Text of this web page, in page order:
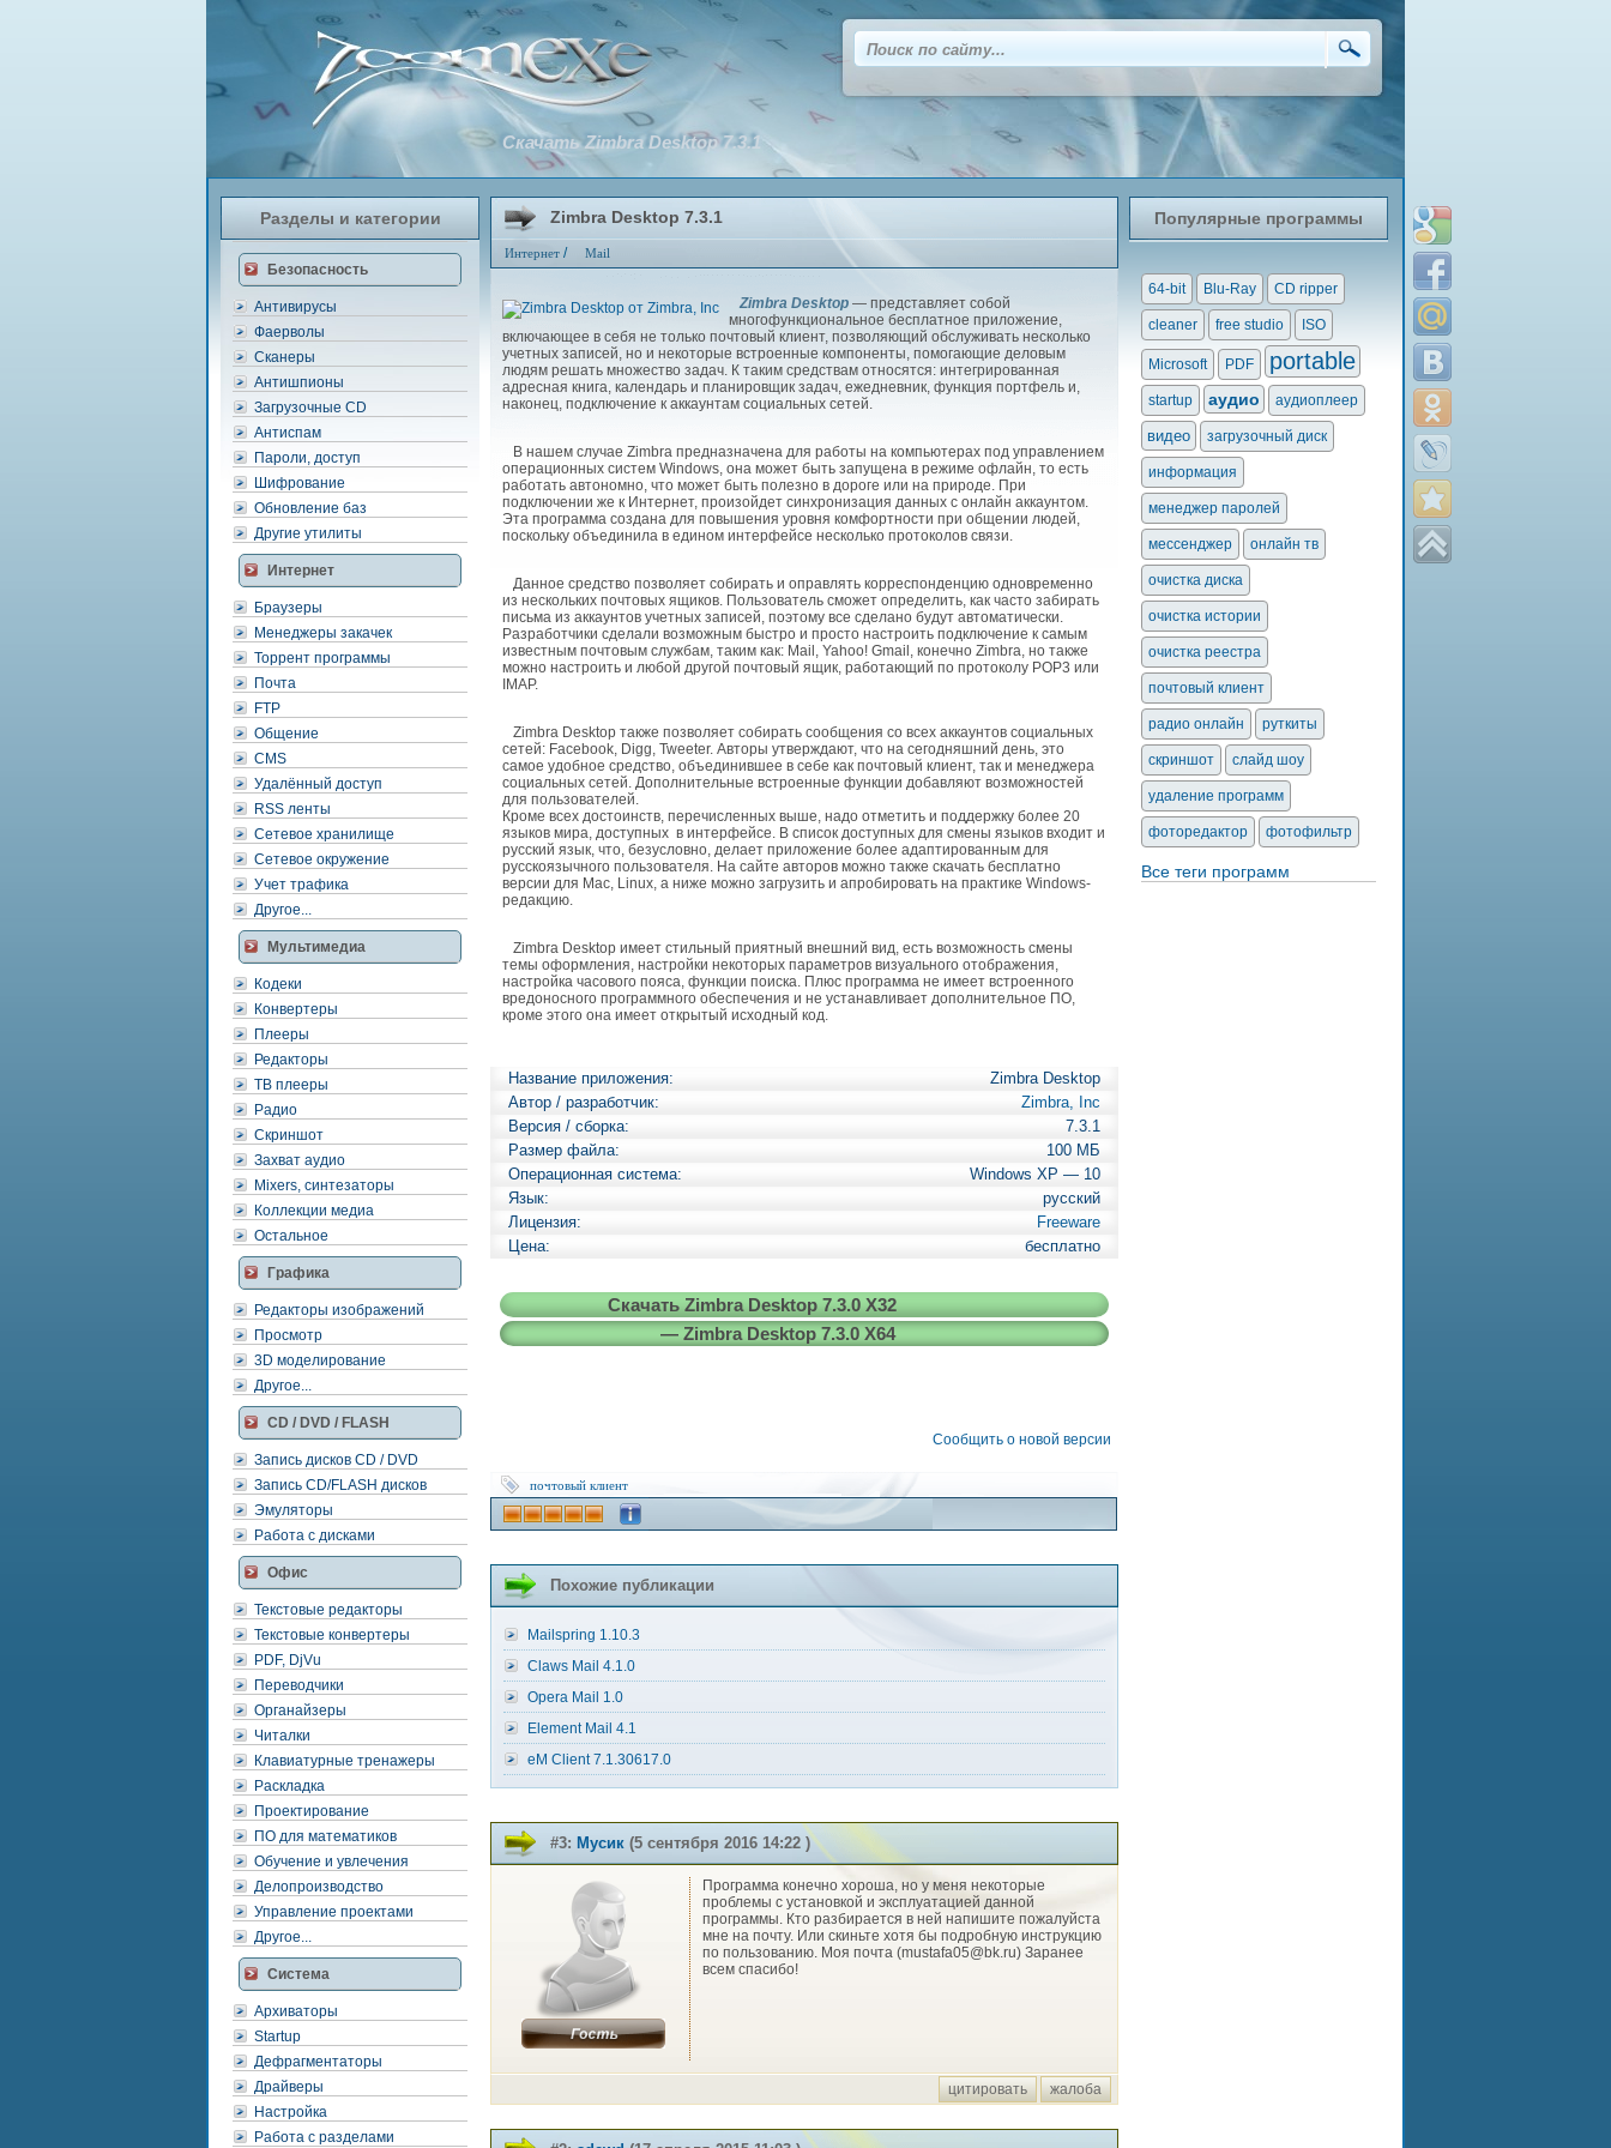
Разделы и категории
Безопасность
Антивирусы
Фаерволы
Сканеры
Антишпионы
Загрузочные CD
Антиспам
Пароли, доступ
Шифрование
Обновление баз
Другие утилиты
Интернет
Браузеры
Менеджеры закачек
Торрент программы
Почта
FTP
Общение
CMS
Удалённый доступ
RSS ленты
Сетевое хранилище
Сетевое окружение
Учет трафика
Другое...
Мультимедиа
Кодеки
Конвертеры
Плееры
Редакторы
ТВ плееры
Радио
Скриншот
Захват аудио
Mixers, синтезаторы
Коллекции медиа
Остальное
Графика
Редакторы изображений
Просмотр
3D моделирование
Другое...
CD / DVD / FLASH
Запись дисков CD / DVD
Запись CD/FLASH дисков
Эмуляторы
Работа с дисками
Офис
Текстовые редакторы
Текстовые конвертеры
PDF, DjVu
Переводчики
Органайзеры
Читалки
Клавиатурные тренажеры
Раскладка
Проектирование
ПО для математиков
Обучение и увлечения
Делопроизводство
Управление проектами
Другое...
Система
Архиваторы
Startup
Дефрагментаторы
Драйверы
Настройка
Работа с разделами
Zimbra Desktop 7.3.1
Интернет / Mail
Скачать Zimbra Desktop 7.3.1
Zimbra Desktop — представляет собой
многофункциональное бесплатное приложение,
включающее в себя не только почтовый клиент, позволяющий обслуживать несколько
учетных записей, но и некоторые встроенные компоненты, помогающие деловым
людям решать множество задач. К таким средствам относятся: интегрированная
адресная книга, календарь и планировщик задач, ежедневник, функция портфель и,
наконец, подключение к аккаунтам социальных сетей.
В нашем случае Zimbra предназначена для работы на компьютерах под управлением
операционных систем Windows, она может быть запущена в режиме офлайн, то есть
работать автономно, что может быть полезно в дороге или на природе. При
подключении же к Интернет, произойдет синхронизация данных с онлайн аккаунтом.
Эта программа создана для повышения уровня комфортности при общении людей,
поскольку объединила в едином интерфейсе несколько протоколов связи.
Данное средство позволяет собирать и оправлять корреспонденцию одновременно
из нескольких почтовых ящиков. Пользователь сможет определить, как часто забирать
письма из аккаунтов учетных записей, поэтому все сделано будут автоматически.
Разработчики сделали возможным быстро и просто настроить подключение к самым
известным почтовым службам, таким как: Mail, Yahoo! Gmail, конечно Zimbra, но также
можно настроить и любой другой почтовый ящик, работающий по протоколу POP3 или
IMAP.
Zimbra Desktop также позволяет собирать сообщения со всех аккаунтов социальных
сетей: Facebook, Digg, Tweeter. Авторы утверждают, что на сегодняшний день, это
самое удобное средство, объединившее в себе как почтовый клиент, так и менеджера
социальных сетей. Дополнительные встроенные функции добавляют возможностей
для пользователей.
Кроме всех достоинств, перечисленных выше, надо отметить и поддержку более 20
языков мира, доступных в интерфейсе. В список доступных для смены языков входит и
русский язык, что, безусловно, делает приложение более адаптированным для
русскоязычного пользователя. На сайте авторов можно также скачать бесплатно
версии для Mac, Linux, а ниже можно загрузить и апробировать на практике Windows-
редакцию.
Zimbra Desktop имеет стильный приятный внешний вид, есть возможность смены
темы оформления, настройки некоторых параметров визуального отображения,
настройка часового пояса, функции поиска. Плюс программа не имеет встроенного
вредоносного программного обеспечения и не устанавливает дополнительное ПО,
кроме этого она имеет открытый исходный код.
Название приложения:
Zimbra Desktop
Автор / разработчик:
Zimbra, Inc
Версия / сборка:
7.3.1
Размер файла:
100 МБ
Операционная система:
Windows XP — 10
Язык:
русский
Лицензия:
Freeware
Цена:
бесплатно
Скачать Zimbra Desktop 7.3.0 X32
— Zimbra Desktop 7.3.0 X64
Сообщить о новой версии
почтовый клиент
Похожие публикации
Mailspring 1.10.3
Claws Mail 4.1.0
Opera Mail 1.0
Element Mail 4.1
eM Client 7.1.30617.0
#3: Мусик (5 сентября 2016 14:22 )
Программа конечно хороша, но у меня некоторые
проблемы с установкой и эксплуатацией данной
программы. Кто разбирается в ней напишите пожалуйста
мне на почту. Или скиньте хотя бы подробную инструкцию
по пользованию. Моя почта (mustafa05@bk.ru) Заранее
всем спасибо!
цитировать жалоба
Популярные программы
64-bit Blu-Ray CD ripper
cleaner free studio ISO
Microsoft PDF portable
startup аудио аудиоплеер
видео загрузочный диск
информация
менеджер паролей
мессенджер онлайн тв
очистка диска
очистка истории
очистка реестра
почтовый клиент
радио онлайн руткиты
скриншот слайд шоу
удаление программ
фоторедактор фотофильтр
Все теги программ